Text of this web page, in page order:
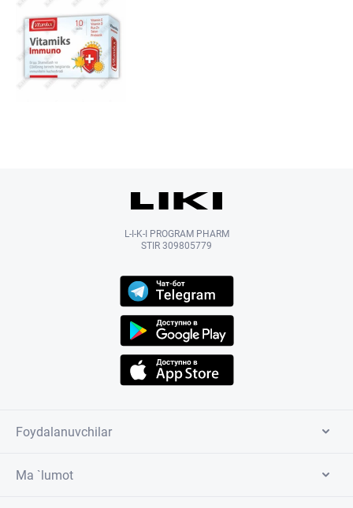
L-I-K-I PROGRAM PHARM
STIR 309805779
Foydalanuvchilar
Ma `lumot